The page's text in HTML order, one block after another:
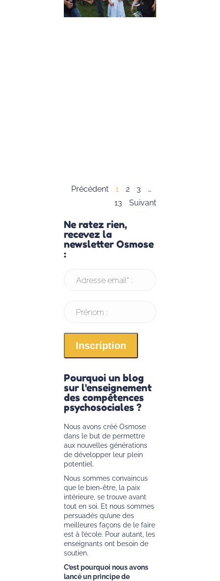
Précédent 1 2 3
…
13
Suivant
Ne ratez rien,
recevez la
newsletter Osmose
:
Adresse email* :
Prénom :
Pourquoi un blog
sur l'enseignement
des compétences
psychosociales ?
Nous avons créé Osmose
dans le but de permettre
aux nouvelles générations
de développer leur plein
potentiel.
Nous sommes convaincus
que le bien-être, la paix
intérieure, se trouve avant
tout en soi. Et nous sommes
persuadés qu’une des
meilleures façons de le faire
est à l’école. Pour autant, les
enseignants ont besoin de
soutien.
C’est pourquoi nous avons
lancé un principe de